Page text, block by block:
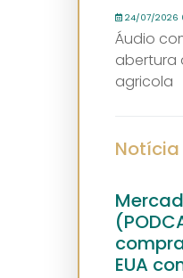
24/07/2026
Áudio
abertura
agricola
EUA